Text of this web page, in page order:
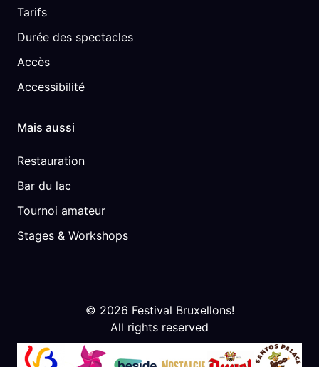
Tarifs
Durée des spectacles
Accès
Accessibilité
Mais aussi
Restauration
Bar du lac
Tournoi amateur
Stages & Workshops
© 2026 Festival Bruxellons!
All rights reserved